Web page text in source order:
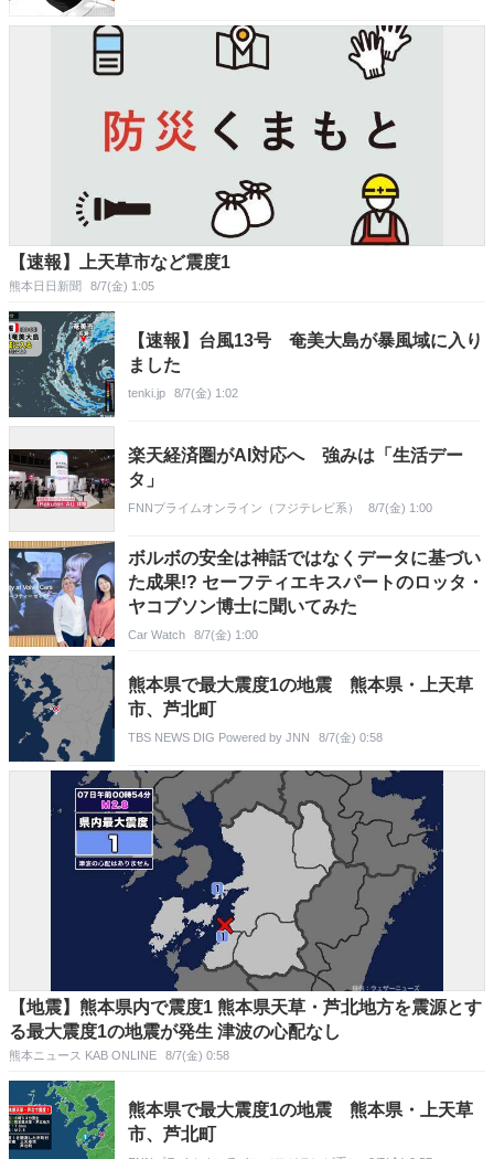
【速報】上天草市など震度1
熊本日日新聞 8/7(金) 1:05
【速報】台風13号 奄美大島が暴風域に入り
ました
tenki.jp 8/7(金) 1:02
楽天経済圏がAI対応へ 強みは「生活デー
タ」
FNNプライムオンライン（フジテレビ系） 8/7(金) 1:00
ボルボの安全は神話ではなくデータに基づい
た成果!? セーフティエキスパートのロッタ・
ヤコブソン博士に聞いてみた
Car Watch 8/7(金) 1:00
熊本県で最大震度1の地震 熊本県・上天草
市、芦北町
TBS NEWS DIG Powered by JNN 8/7(金) 0:58
【地震】熊本県内で震度1 熊本県天草・芦北地方を震源とす
る最大震度1の地震が発生 津波の心配なし
熊本ニュース KAB ONLINE 8/7(金) 0:58
熊本県で最大震度1の地震 熊本県・上天草
市、芦北町